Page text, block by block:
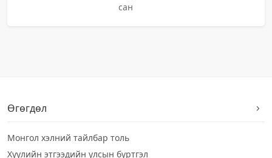
сан
Өгөгдөл
Монгол хэлний тайлбар толь
Хуулийн этгээдийн улсын бүртгэл